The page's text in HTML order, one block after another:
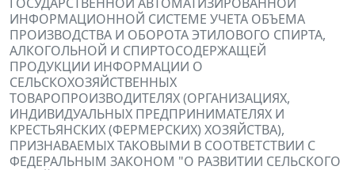
ИНФОРМАЦИОННОЙ СИСТЕМЕ УЧЕТА ОБЪЕМА
ПРОИЗВОДСТВА И ОБОРОТА ЭТИЛОВОГО СПИРТА,
АЛКОГОЛЬНОЙ И СПИРТОСОДЕРЖАЩЕЙ
ПРОДУКЦИИ ИНФОРМАЦИИ О
СЕЛЬСКОХОЗЯЙСТВЕННЫХ
ТОВАРОПРОИЗВОДИТЕЛЯХ (ОРГАНИЗАЦИЯХ,
ИНДИВИДУАЛЬНЫХ ПРЕДПРИНИМАТЕЛЯХ И
КРЕСТЬЯНСКИХ (ФЕРМЕРСКИХ) ХОЗЯЙСТВА),
ПРИЗНАВАЕМЫХ ТАКОВЫМИ В СООТВЕТСТВИИ С
ФЕДЕРАЛЬНЫМ ЗАКОНОМ "О РАЗВИТИИ СЕЛЬСКОГО